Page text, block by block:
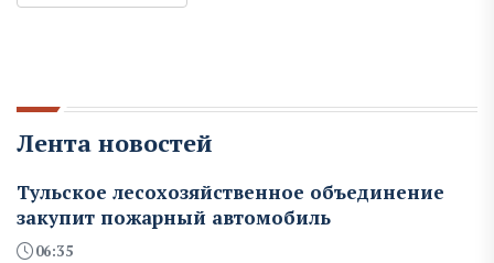
Лента новостей
Тульское лесохозяйственное объединение
закупит пожарный автомобиль
06:35